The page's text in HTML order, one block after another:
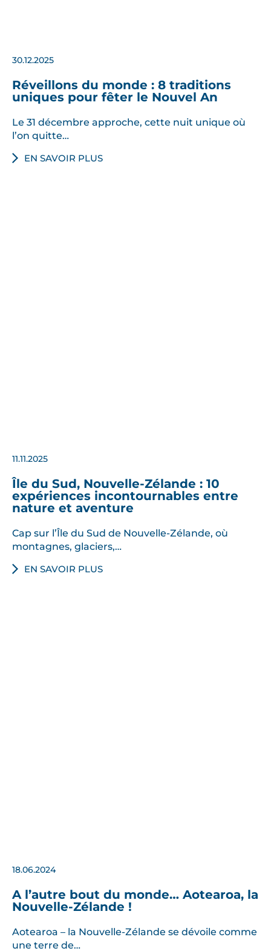
30.12.2025
Réveillons du monde : 8 traditions
uniques pour fêter le Nouvel An
Le 31 décembre approche, cette nuit unique où
l’on quitte…
EN SAVOIR PLUS
11.11.2025
Île du Sud, Nouvelle-Zélande : 10
expériences incontournables entre
nature et aventure
Cap sur l’Île du Sud de Nouvelle-Zélande, où
montagnes, glaciers,…
EN SAVOIR PLUS
18.06.2024
A l’autre bout du monde… Aotearoa, la
Nouvelle-Zélande !
Aotearoa – la Nouvelle-Zélande se dévoile comme
une terre de…